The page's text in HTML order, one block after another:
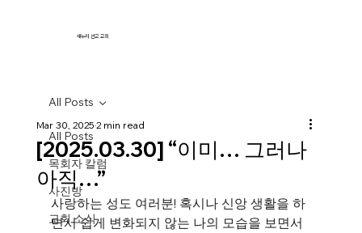
새누리 선교 교회
All Posts
목회자 칼럼
사진방
교회 소식
All Posts
[2025.03.30] “이미… 그러나
아직…”
Mar 30, 20252 min read
사랑하는 성도 여러분! 혹시나 신앙 생활을 하
면서 쉽게 변화되지 않는 나의 모습을 보면서